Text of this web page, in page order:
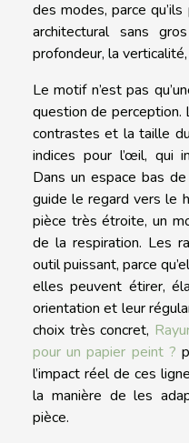
des modes, parce
architectural sans
profondeur, la
Le motif n’est pas
question de perception.
contrastes et la taille
indices pour l’œil, qui
Dans un espace bas
guide le regard vers le
pièce très étroite, un
de la respiration. Les
outil puissant, parce
elles peuvent étirer,
orientation et leur
choix très concret,
pour un papier peint ?
l’impact réel de ces
la manière de les
pièce.